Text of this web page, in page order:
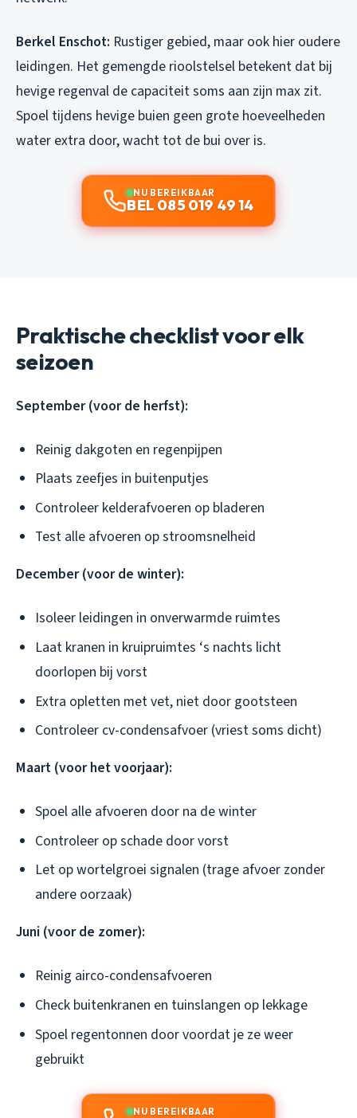
Berkel Enschot: Rustiger gebied, maar ook hier oudere
leidingen. Het gemengde rioolstelsel betekent dat bij
hevige regenval de capaciteit soms aan zijn max zit.
Spoel tijdens hevige buien geen grote hoeveelheden
water extra door, wacht tot de bui over is.
NU BEREIKBAAR
BEL 085 019 49 14
Praktische checklist voor elk
seizoen
September (voor de herfst):
Reinig dakgoten en regenpijpen
Plaats zeefjes in buitenputjes
Controleer kelderafvoeren op bladeren
Test alle afvoeren op stroomsnelheid
December (voor de winter):
Isoleer leidingen in onverwarmde ruimtes
Laat kranen in kruipruimtes ‘s nachts licht
doorlopen bij vorst
Extra opletten met vet, niet door gootsteen
Controleer cv-condensafvoer (vriest soms dicht)
Maart (voor het voorjaar):
Spoel alle afvoeren door na de winter
Controleer op schade door vorst
Let op wortelgroei signalen (trage afvoer zonder
andere oorzaak)
Juni (voor de zomer):
Reinig airco-condensafvoeren
Check buitenkranen en tuinslangen op lekkage
Spoel regentonnen door voordat je ze weer
gebruikt
NU BEREIKBAAR